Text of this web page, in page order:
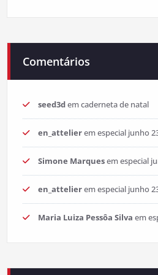
Comentários
seed3demcaderneta de natal
en_attelieremespecial junho
Simone Marquesemespecial
en_attelieremespecial junho
Maria Luiza Pessôa Silva em